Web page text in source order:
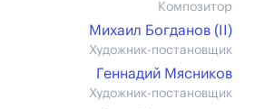
Композитор
Михаил Богданов (II)
Художник-постановщик
Геннадий Мясников
Художник-постановщик